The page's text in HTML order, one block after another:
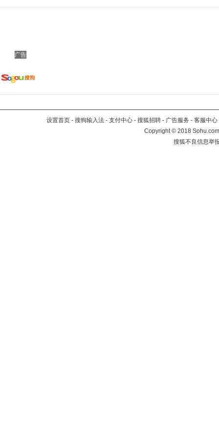
广告
设置首页 - 搜狗输入法 - 支付中心 - 搜狐招聘 - 广告服务 - 客服中心
Copyright©2018
搜狐不良信息举